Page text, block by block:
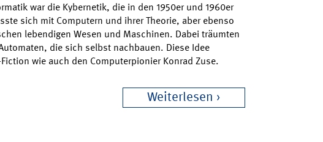
war die Kybernetik, die in den 1950er und 1960er
sich mit Computern und ihrer Theorie, aber ebenso
lebendigen Wesen und Maschinen. Dabei träumten
die sich selbst nachbauen. Diese Idee
wie auch den Computerpionier Konrad Zuse.
Weiterlesen